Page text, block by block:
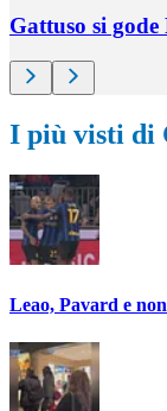
Gattuso si
I più visti di
Leao, Pavard e